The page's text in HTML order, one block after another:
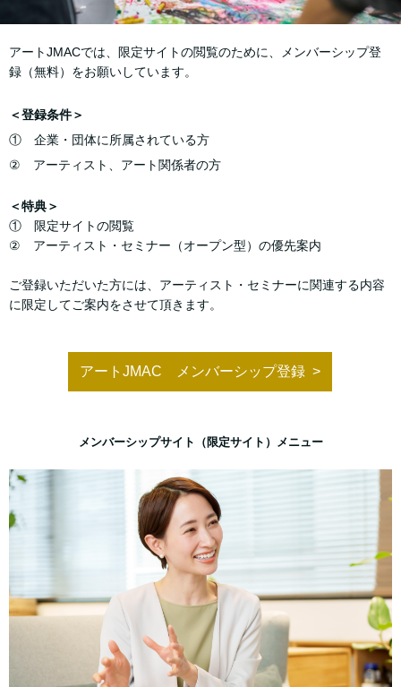
アートJMACでは、限定サイトの閲覧のために、メンバーシップ登
録（無料）をお願いしています。
＜登録条件＞
① 企業・団体に所属されている方
② アーティスト、アート関係者の方
＜特典＞
① 限定サイトの閲覧
② アーティスト・セミナー（オープン型）の優先案内
ご登録いただいた方には、アーティスト・セミナーに関連する内容
に限定してご案内をさせて頂きます。
アートJMAC メンバーシップ登録
メンバーシップサイト（限定サイト）メニュー